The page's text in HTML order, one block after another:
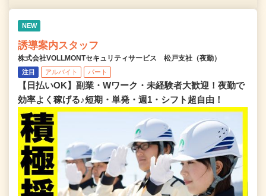
NEW
誘導案内スタッフ
株式会社VOLLMONTセキュリティサービス 松戸支社（夜勤）
注目 アルバイト パート
【日払いOK】副業・Wワーク・未経験者大歓迎！夜勤で
効率よく稼げる♪短期・単発・週1・シフト超自由！